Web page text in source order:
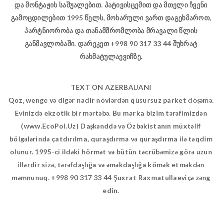
და მონტაჟის საშუალებით. პატივისცემით და მთელი ჩვენი
გამოცდილებით 1995 წელს, მოხარული ვართ დაგეხმაროთ,
პარტნიორობა და თანამშრომლობა მრავალი წლის
განმავლობაში. დარეკეთ +998 90 317 33 44 შუხრატ
რახმატულაევიჩზე.
TEXT ON AZERBAIJANI
Qoz, wenge və digər nadir növlərdən qüsursuz parket döşəmə.
Evinizdə ekzotik bir mərtəbə. Bu marka bizim tərəfimizdən
(www.EcoPol.Uz) Daşkənddə və Özbəkistanın müxtəlif
bölgələrində çatdırılma, quraşdırma və quraşdırma ilə təqdim
olunur. 1995-ci ildəki hörmət və bütün təcrübəmizə görə uzun
illərdir sizə, tərəfdaşlığa və əməkdaşlığa kömək etməkdən
məmnunuq. +998 90 317 33 44 Şuxrat Raxmatullaeviçə zəng
edin.